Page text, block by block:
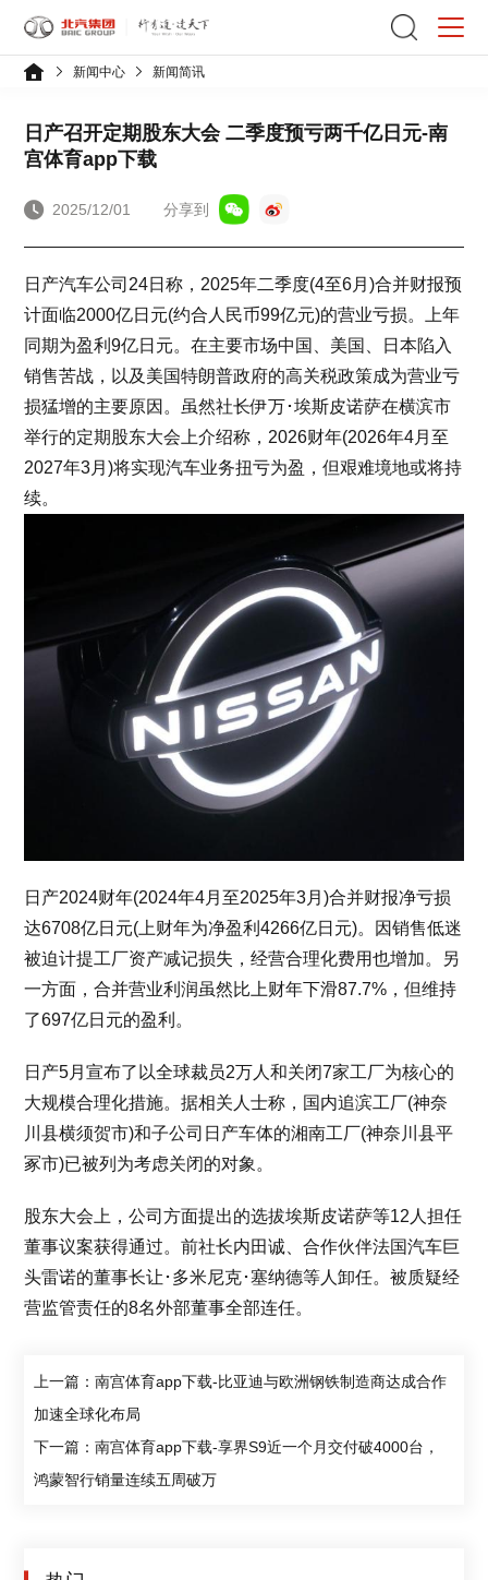
新闻中心 新闻简讯
日产召开定期股东大会 二季度预亏两千亿日元-南
宫体育app下载
2025/12/01 分享到
日产汽车公司24日称，2025年二季度(4至6月)合并财报预
计面临2000亿日元(约合人民币99亿元)的营业亏损。上年
同期为盈利9亿日元。在主要市场中国、美国、日本陷入
销售苦战，以及美国特朗普政府的高关税政策成为营业亏
损猛增的主要原因。虽然社长伊万･埃斯皮诺萨在横滨市
举行的定期股东大会上介绍称，2026财年(2026年4月至
2027年3月)将实现汽车业务扭亏为盈，但艰难境地或将持
续。
日产2024财年(2024年4月至2025年3月)合并财报净亏损
达6708亿日元(上财年为净盈利4266亿日元)。因销售低迷
被迫计提工厂资产减记损失，经营合理化费用也增加。另
一方面，合并营业利润虽然比上财年下滑87.7%，但维持
了697亿日元的盈利。
日产5月宣布了以全球裁员2万人和关闭7家工厂为核心的
大规模合理化措施。据相关人士称，国内追滨工厂(神奈
川县横须贺市)和子公司日产车体的湘南工厂(神奈川县平
冢市)已被列为考虑关闭的对象。
股东大会上，公司方面提出的选拔埃斯皮诺萨等12人担任
董事议案获得通过。前社长内田诚、合作伙伴法国汽车巨
头雷诺的董事长让･多米尼克･塞纳德等人卸任。被质疑经
营监管责任的8名外部董事全部连任。
上一篇：南宫体育app下载-比亚迪与欧洲钢铁制造商达成合作
加速全球化布局
下一篇：南宫体育app下载-享界S9近一个月交付破4000台，
鸿蒙智行销量连续五周破万